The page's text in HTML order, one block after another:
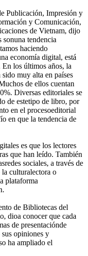
Publicación, Impresión y
y Comunicación,
de Vietnam, dijo
tendencia
haciendo
economía digital, está
En los últimos años, la
muy alta en países
de ellos cuentan
Diversas editoriales se
de estetipo de libro, por
en el procesoeditorial
en que la tendencia de
es que los lectores
que han leído. También
sociales, a través de
la culturalectora o
plataforma
de Bibliotecas del
dioa conocer que cada
de presentaciónde
opiniones y
ha ampliado el